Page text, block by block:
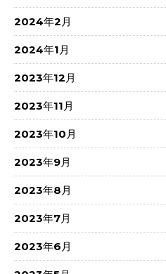
2024年2月
2024年1月
2023年12月
2023年11月
2023年10月
2023年9月
2023年8月
2023年7月
2023年6月